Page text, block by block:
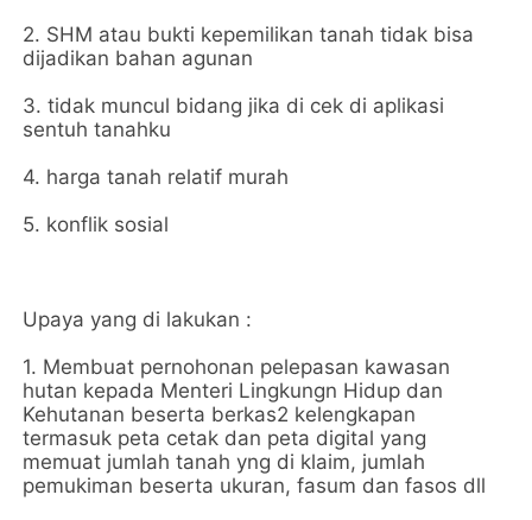
2. SHM atau bukti kepemilikan tanah tidak bisa
dijadikan bahan agunan
3. tidak muncul bidang jika di cek di aplikasi
sentuh tanahku
4. harga tanah relatif murah
5. konflik sosial
Upaya yang di lakukan :
1. Membuat pernohonan pelepasan kawasan
hutan kepada Menteri Lingkungn Hidup dan
Kehutanan beserta berkas2 kelengkapan
termasuk peta cetak dan peta digital yang
memuat jumlah tanah yng di klaim, jumlah
pemukiman beserta ukuran, fasum dan fasos dll